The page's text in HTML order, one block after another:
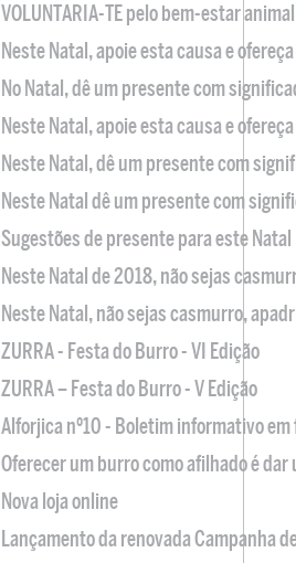
VOLUNTARIA-TE pelo bem-estar animal
Neste Natal, apoie esta causa e
No Natal, dê um presente com
Neste Natal, apoie esta causa e
Neste Natal, dê um presente com
Neste Natal dê um presente com
Sugestões de presente para este Natal
Neste Natal de 2018, não sejas
Neste Natal, não sejas casmurro,
ZURRA - Festa do Burro - VI Edição
ZURRA – Festa do Burro - V Edição
Alforjica nº10 - Boletim informativo
Oferecer um burro como afilhado é
Nova loja online
Lançamento da renovada Campanha